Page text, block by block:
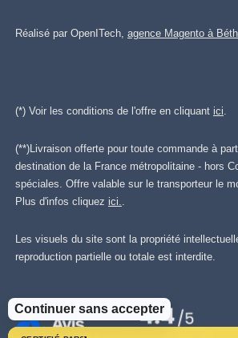
Continuer sans accepter
Réalisé par OpenITech, agence Magento à
(*) Voir les conditions de l'offre en cliquant ici
(**)Livraison offerte pour toute commande à
destination de la France métropolitaine - hors
spéciales. Offre valable sur le transporteur le
Plus d'infos cliquez ici.
Les visuels du site sont la propriété
reproduction partielle ou totale est interdite.